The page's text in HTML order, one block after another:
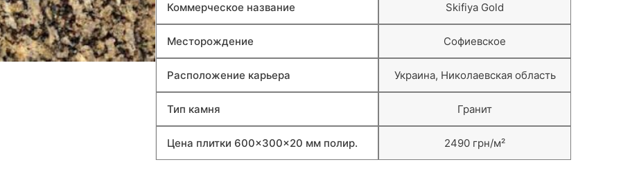
Коммерческое название Skifiya Gold
Месторождение Софиевское
Расположение карьера Украина, Николаевская область
Тип камня Гранит
Цена плитки 600×300×20 мм полир. 2490 грн/м²